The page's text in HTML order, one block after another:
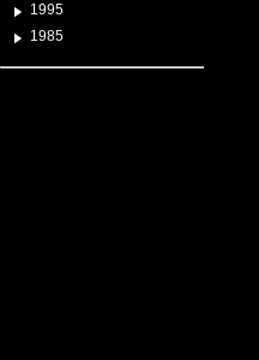
1995
1985